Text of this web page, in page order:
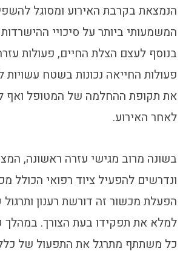
הנמצאת בקרבת האירוע ומסוגל
המשמעותי ביותר על סיכויי
בנוסף לעצם הצלת החיים, פעולות
פעולות החייאה נכונות בשטח
את תקופת ההחלמה של המטופל ואף
לאחר האירוע.
בשונה מרוב מגישי עזרה ראשונה,
ונדרשים להפעיל ציוד רפואי הכולל
הפעלת מכשור זה דורשת רענון
למלא את תפקידו בעת הצורך. במהלך
כל משתתף מתרגל את התפעול של